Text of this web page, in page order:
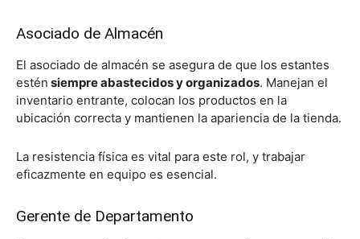
Asociado de Almacén
El asociado de almacén se asegura de que los estantes
estén siempre abastecidos y organizados. Manejan el
inventario entrante, colocan los productos en la
ubicación correcta y mantienen la apariencia de la tienda.
La resistencia física es vital para este rol, y trabajar
eficazmente en equipo es esencial.
Gerente de Departamento